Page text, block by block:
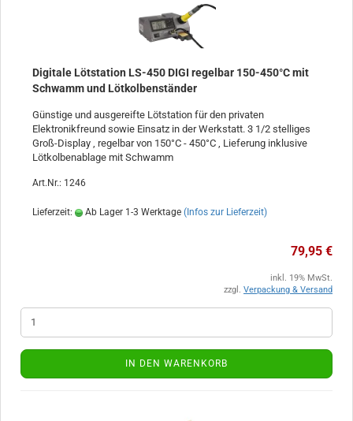
Digitale Lötstation LS-450 DIGI regelbar 150-450°C mit
Schwamm und Lötkolbenständer
Günstige und ausgereifte Lötstation für den privaten
Elektronikfreund sowie Einsatz in der Werkstatt. 3 1/2 stelliges
Groß-Display , regelbar von 150°C - 450°C , Lieferung inklusive
Lötkolbenablage mit Schwamm
Art.Nr.: 1246
Lieferzeit: Ab Lager 1-3 Werktage (Infos zur Lieferzeit)
79,95 €
inkl. 19% MwSt.
zzgl. Verpackung & Versand
IN DEN WARENKORB